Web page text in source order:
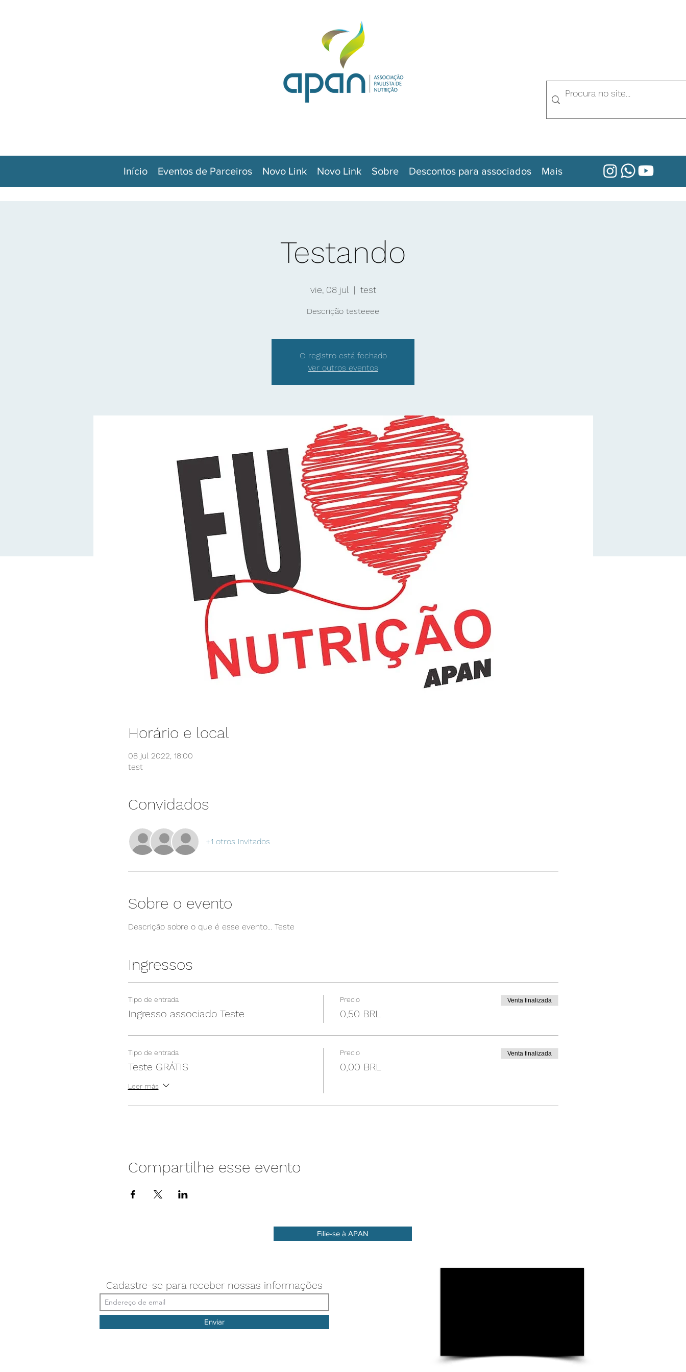
Início Eventos de Parceiros Novo Link Novo Link Sobre Descontos para associados Mais
Testando
vie, 08 jul
  |
test
Descrição testeeee
O registro está fechado
Ver outros eventos
Horário e local
08 jul 2022, 18:00
test
Convidados
+1 otros invitados
Sobre o evento
Descrição sobre o que é esse evento... Teste
Ingressos
Tipo de entrada
Ingresso associado Teste
Precio
0,50 BRL
Venta finalizada
Tipo de entrada
Teste GRÁTIS
Leer más
Precio
0,00 BRL
Venta finalizada
Compartilhe esse evento
Filie-se à APAN
Cadastre-se para receber nossas informações
Enviar